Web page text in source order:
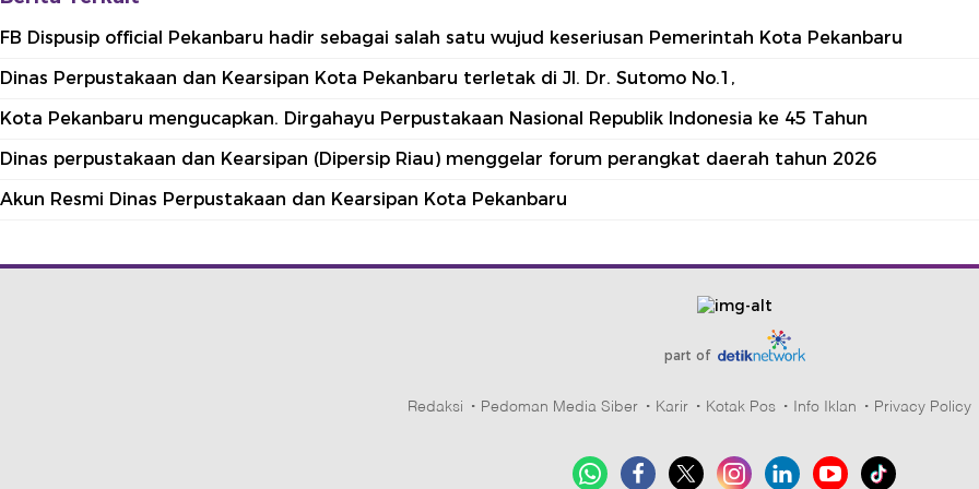
FB Dispusip official Pekanbaru hadir sebagai salah satu wujud keseriusan Pemerintah Kota Pekanbaru
Dinas Perpustakaan dan Kearsipan Kota Pekanbaru terletak di Jl. Dr. Sutomo No.1,
Kota Pekanbaru mengucapkan. Dirgahayu Perpustakaan Nasional Republik Indonesia ke 45 Tahun
Dinas perpustakaan dan Kearsipan (Dipersip Riau) menggelar forum perangkat daerah tahun 2026
Akun Resmi Dinas Perpustakaan dan Kearsipan Kota Pekanbaru
part of
Redaksi Pedoman Media Siber Karir Kotak Pos Info Iklan Privacy Policy